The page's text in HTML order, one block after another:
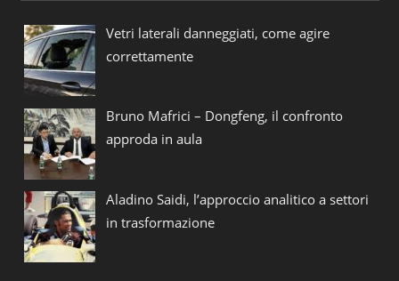
Vetri laterali danneggiati, come agire
correttamente
Bruno Mafrici – Dongfeng, il confronto
approda in aula
Aladino Saidi, l’approccio analitico a settori
in trasformazione